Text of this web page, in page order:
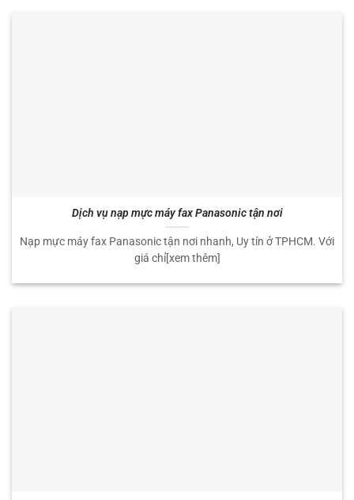
Dịch vụ nạp mực máy fax Panasonic tận nơi
Nạp mực máy fax Panasonic tận nơi nhanh, Uy tín ở TPHCM. Với
giá chỉ[xem thêm]